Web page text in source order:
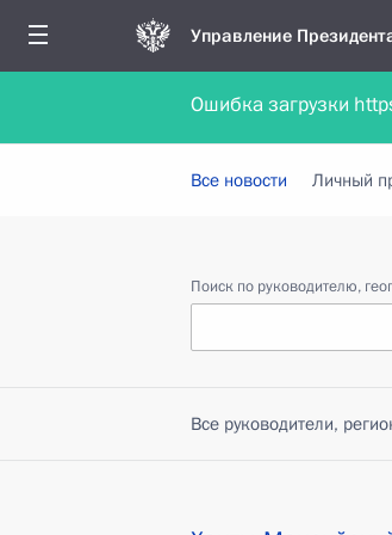
Управление
Обратиться в форме
Все новости Личный
Поиск по руководителю,
Все руководители,
Ошибка загрузки